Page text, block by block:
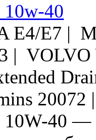
40
E4/E7 |
|
40 —